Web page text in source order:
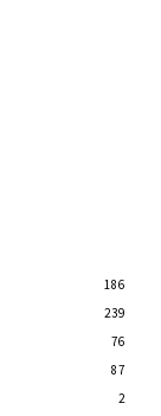
186
239
76
87
2